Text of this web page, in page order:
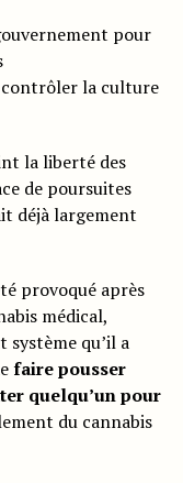
pour
la culture
la liberté des
de poursuites
déjà largement
provoqué après
médical,
système qu’il a
faire pousser
quelqu’un pour
du cannabis